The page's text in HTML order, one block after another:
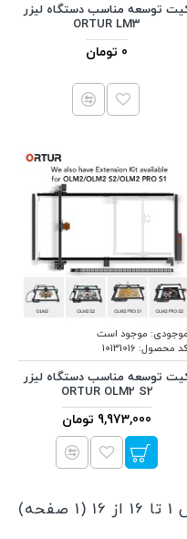
توسعه مناسب دستگاه لیزر
ORTUR LM3
0 تومان
موجودی: موجود است
محصول: 10131016
توسعه مناسب دستگاه لیزر
ORTUR OLM2 S2
9,973,000 تومان